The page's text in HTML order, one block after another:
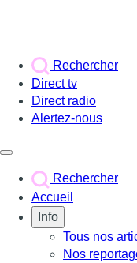
Rechercher
Direct tv
Direct radio
Alertez-nous
Rechercher
Accueil
Info
Tous nos
Nos